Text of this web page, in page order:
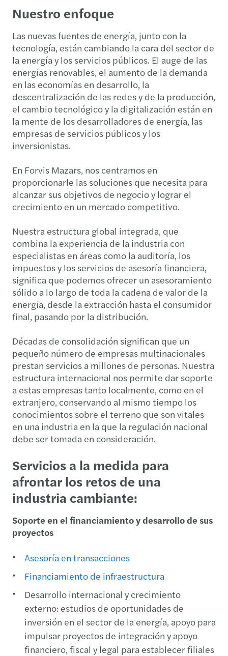
Nuestro enfoque
Las nuevas fuentes de energía, junto con la
tecnología, están cambiando la cara del sector de
la energía y los servicios públicos. El auge de las
energías renovables, el aumento de la demanda
en las economías en desarrollo, la
descentralización de las redes y de la producción,
el cambio tecnológico y la digitalización están en
la mente de los desarrolladores de energía, las
empresas de servicios públicos y los
inversionistas.
En Forvis Mazars, nos centramos en
proporcionarle las soluciones que necesita para
alcanzar sus objetivos de negocio y lograr el
crecimiento en un mercado competitivo.
Nuestra estructura global integrada, que
combina la experiencia de la industria con
especialistas en áreas como la auditoría, los
impuestos y los servicios de asesoría financiera,
significa que podemos ofrecer un asesoramiento
sólido a lo largo de toda la cadena de valor de la
energía, desde la extracción hasta el consumidor
final, pasando por la distribución.
Décadas de consolidación significan que un
pequeño número de empresas multinacionales
prestan servicios a millones de personas. Nuestra
estructura internacional nos permite dar soporte
a estas empresas tanto localmente, como en el
extranjero, conservando al mismo tiempo los
conocimientos sobre el terreno que son vitales
en una industria en la que la regulación nacional
debe ser tomada en consideración.
Servicios a la medida para
afrontar los retos de una
industria cambiante:
Soporte en el financiamiento y desarrollo de sus
proyectos
Asesoría en transacciones
Financiamiento de infraestructura
Desarrollo internacional y crecimiento
externo: estudios de oportunidades de
inversión en el sector de la energía, apoyo para
impulsar proyectos de integración y apoyo
financiero, fiscal y legal para establecer filiales